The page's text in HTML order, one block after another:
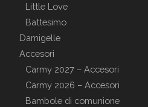
Little Love
Battesimo
Damigelle
Accesori
Carmy 2027 – Accesori
Carmy 2026 – Accesori
Bambole di comunione